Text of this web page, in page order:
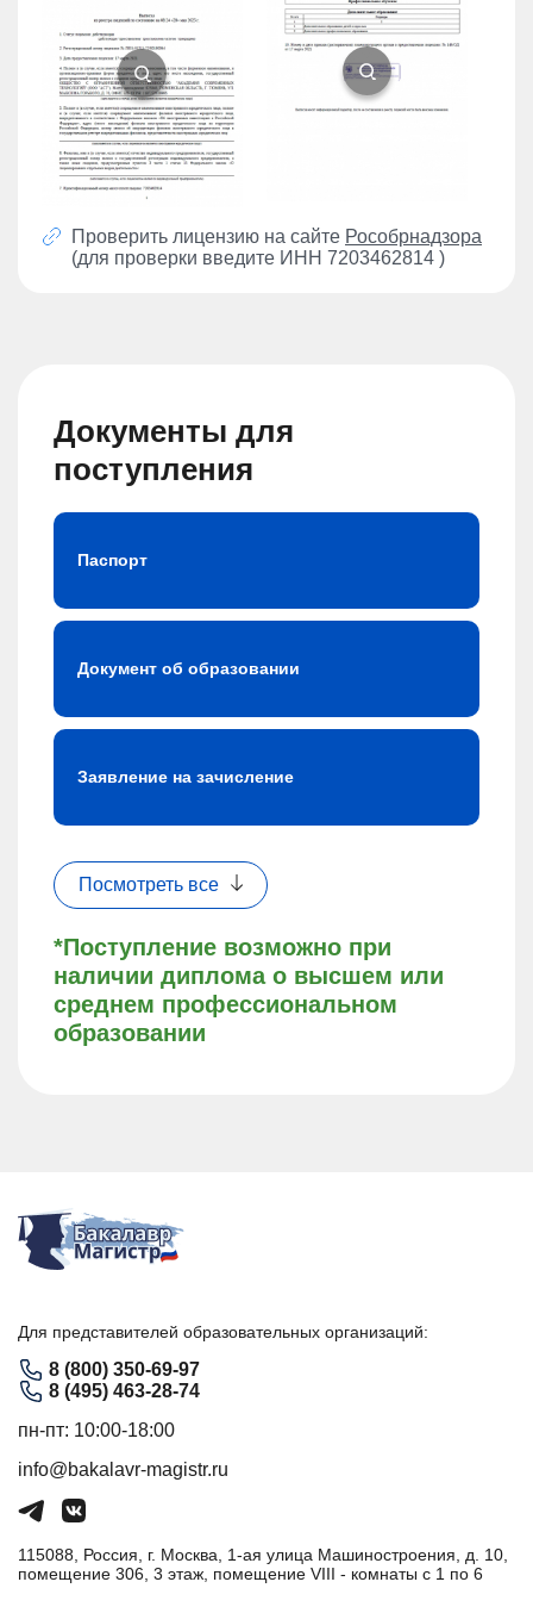
Проверить лицензию на сайте Рособрнадзора
(для проверки введите ИНН 7203462814 )
Документы для
поступления
*Поступление возможно при
наличии диплома о высшем или
среднем профессиональном
образовании
Паспорт
Документ об образовании
Заявление на зачисление
Посмотреть все
Для представителей образовательных организаций:
8 (800) 350-69-97
8 (495) 463-28-74
пн-пт: 10:00-18:00
info@bakalavr-magistr.ru
115088, Россия, г. Москва, 1-ая улица Машиностроения, д. 10,
помещение 306, 3 этаж, помещение VIII - комнаты с 1 по 6